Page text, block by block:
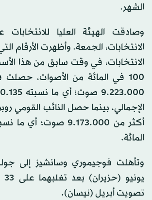
الشهر.
وصادقت الهيئة العليا
الانتخابات، الجمعة. وأظهرت الأرقام
الانتخابات، في وقت سابق من هذا
100 في المائة من الأصوات،
الإجمالي، بينما حصل النائب القومي
المائة.
تصويت أبريل (نيسان).